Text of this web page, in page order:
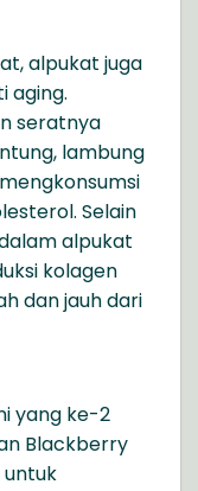
alpukat juga
aging.
seratnya
lambung
Selain
alpukat
kolagen
dan jauh dari
yang ke-2
Blackberry